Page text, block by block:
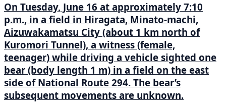
On Tuesday, June 16 at approximately 7:10
p.m., in a field in Hiragata, Minato-machi,
Aizuwakamatsu City (about 1 km north of
Kuromori Tunnel), a witness (female,
teenager) while driving a vehicle sighted one
bear (body length 1 m) in a field on the east
side of National Route 294. The bear’s
subsequent movements are unknown.